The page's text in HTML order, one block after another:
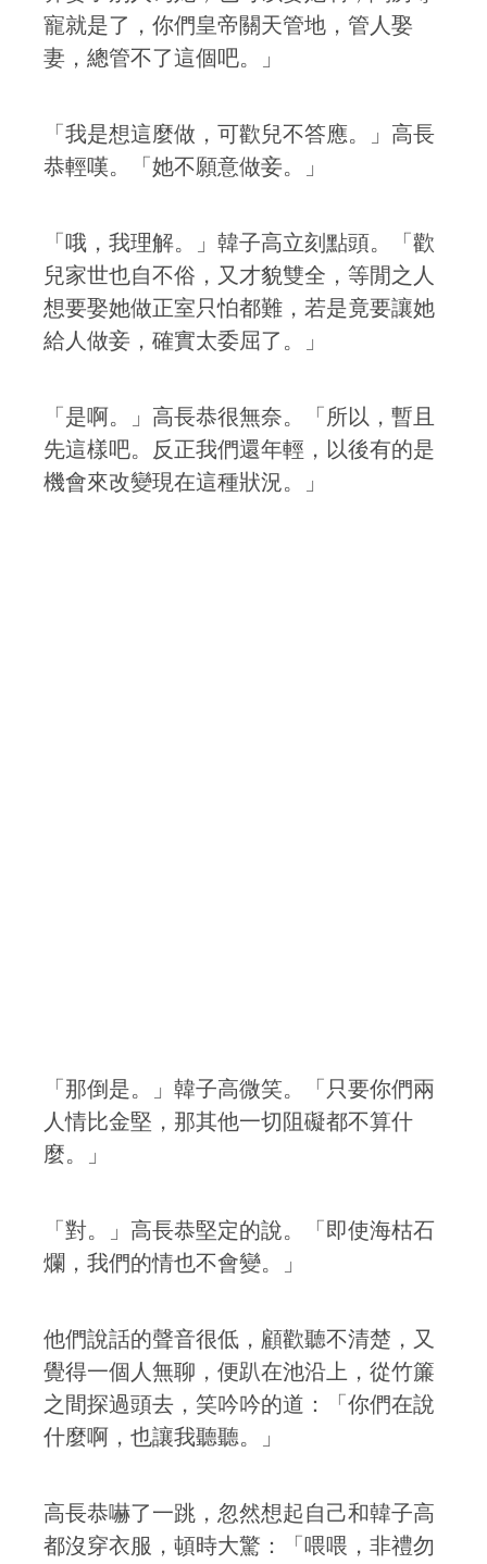
寵就是了，你們皇帝關天管地，管人娶
妻，總管不了這個吧。」
「我是想這麼做，可歡兒不答應。」高長
恭輕嘆。「她不願意做妾。」
「哦，我理解。」韓子高立刻點頭。「歡
兒家世也自不俗，又才貌雙全，等閒之人
想要娶她做正室只怕都難，若是竟要讓她
給人做妾，確實太委屈了。」
「是啊。」高長恭很無奈。「所以，暫且
先這樣吧。反正我們還年輕，以後有的是
機會來改變現在這種狀況。」
「那倒是。」韓子高微笑。「只要你們兩
人情比金堅，那其他一切阻礙都不算什
麼。」
「對。」高長恭堅定的說。「即使海枯石
爛，我們的情也不會變。」
他們說話的聲音很低，顧歡聽不清楚，又
覺得一個人無聊，便趴在池沿上，從竹簾
之間探過頭去，笑吟吟的道：「你們在說
什麼啊，也讓我聽聽。」
高長恭嚇了一跳，忽然想起自己和韓子高
都沒穿衣服，頓時大驚：「喂喂，非禮勿